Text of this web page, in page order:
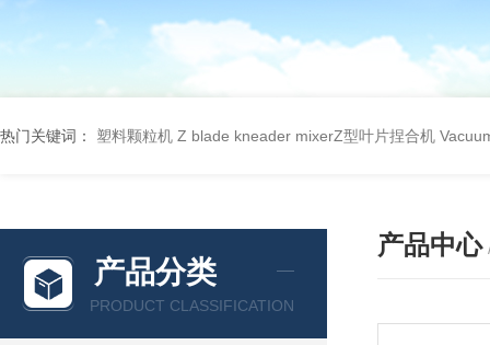
热门关键词： 塑料颗粒机 Z blade kneader mixerZ型叶片捏合机
产品分类
PRODUCT CLASSIFICATION
产品中心